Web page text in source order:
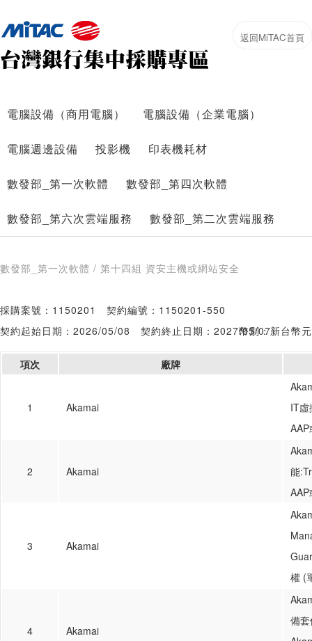
電腦設備（商用電腦） 電腦設備（企業電腦）
電腦週邊設備 投影機 印表機耗材
數發部_第一次軟體 數發部_第四次軟體
數發部_第六次雲端服務 數發部_第二次雲端服務
數發部_第一次軟體 / 第十四組 資安主機或網站安全
採購案號：1150201
契約編號：1150201-550
契約起始日期：2026/05/08
契約終止日期：2027/05/07幣別：新台幣元
項次 廠牌
1 Akamai
IT
2 Akamai
能
3 Akamai
權 (
4 Akamai
備